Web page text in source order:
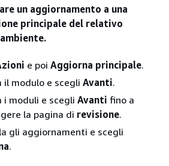
un aggiornamento a una
principale del relativo
e poi Aggiorna principale.
il modulo e scegli Avanti.
i moduli e scegli Avanti fino a
la pagina di revisione.
gli aggiornamenti e scegli
.